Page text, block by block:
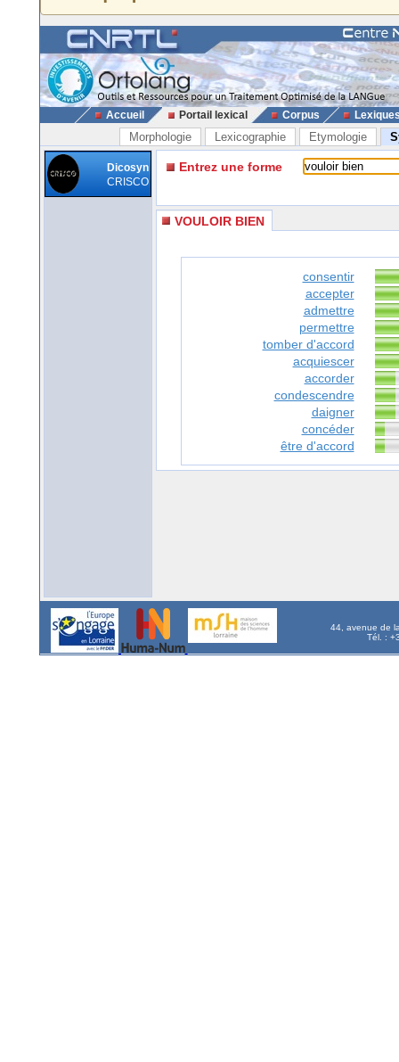
Accueil Portail lexical Corpus
Morphologie Lexicographie Etymologie
Dicosyn
CRISCO
Entrez une forme
VOULOIR BIEN
consentir
accepter
admettre
permettre
tomber d'accord
acquiescer
accorder
condescendre
daigner
concéder
être d'accord
44, avenue de
Tél. :